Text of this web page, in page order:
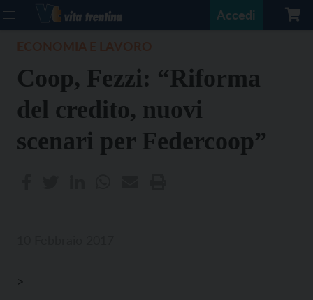
Accedi
Coop, Fezzi: “Riforma
del credito, nuovi
scenari per Federcoop”
>